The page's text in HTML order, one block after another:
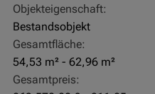
Objekteigenschaft:
Bestandsobjekt
Gesamtfläche:
54,53 m² - 62,96 m²
Gesamtpreis: